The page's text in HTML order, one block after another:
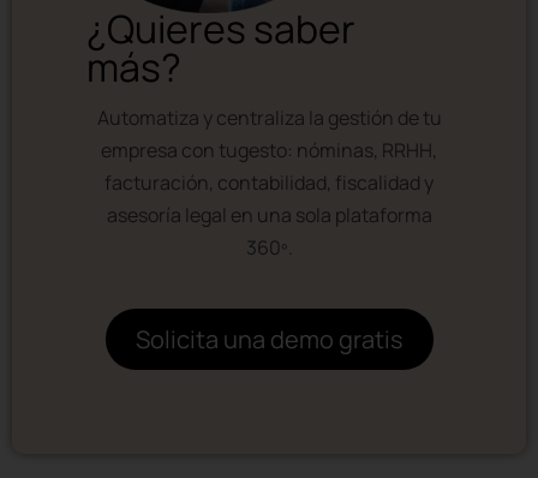
¿Quieres saber
más?
Automatiza y centraliza la gestión de tu
empresa con tugesto: nóminas, RRHH,
facturación, contabilidad, fiscalidad y
asesoría legal en una sola plataforma
360º.
Solicita una demo gratis